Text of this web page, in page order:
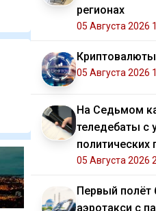
регионах
05 Августа 2026
05 Августа 2026
На Седьмом
теледебаты с
политических
05 Августа 2026
Первый полёт
аэротакси с